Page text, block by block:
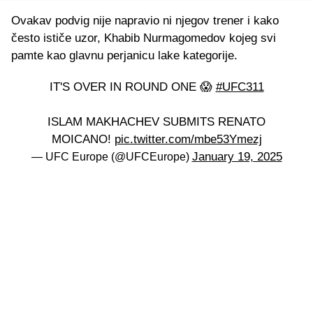
Ovakav podvig nije napravio ni njegov trener i kako
često ističe uzor, Khabib Nurmagomedov kojeg svi
pamte kao glavnu perjanicu lake kategorije.
IT'S OVER IN ROUND ONE 😱 #UFC311
ISLAM MAKHACHEV SUBMITS RENATO
MOICANO! pic.twitter.com/mbe53Ymezj
— UFC Europe (@UFCEurope) January 19, 2025